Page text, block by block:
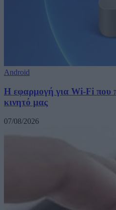
Android
Η εφαρμογή για Wi-Fi που
κινητό μας
07/08/2026